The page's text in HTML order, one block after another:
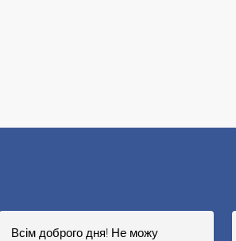
Всім доброго дня! Не можу